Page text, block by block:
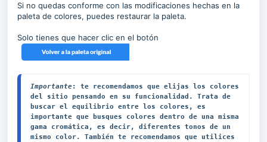
Si no quedas conforme con las modificaciones hechas en la
paleta de colores, puedes restaurar la paleta.
Solo tienes que hacer clic en el botón
Importante: te recomendamos que elijas los colores
del sitio pensando en su funcionalidad. Trata de
buscar el equilibrio entre los colores, es
importante que busques colores dentro de una misma
gama cromática, es decir, diferentes tonos de un
mismo color. También te recomendamos que utilices